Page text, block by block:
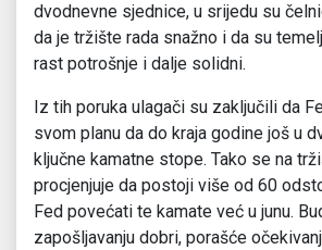
dvodnevne sjednice, u srijedu su
da je tržište rada snažno i da su
rast potrošnje i dalje solidni.
Iz tih poruka ulagači su zaključili da
svom planu da do kraja godine još u
ključne kamatne stope. Tako se na
procjenjuje da postoji više od 60
Fed povećati te kamate već u junu.
zapošljavanju dobri, porašće